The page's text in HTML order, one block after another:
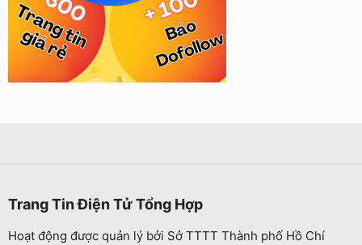
Trang Tin Điện Tử Tổng Hợp
Hoạt động được quản lý bởi Sở TTTT Thành phố Hồ Chí